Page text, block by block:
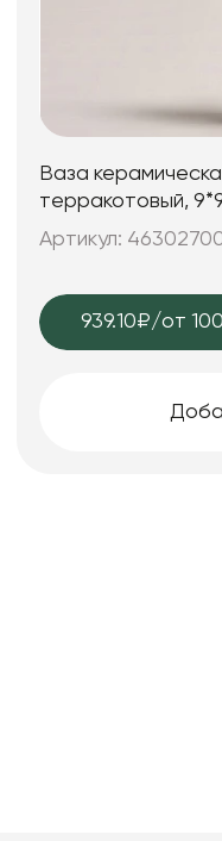
Ваза
терракотовый,
Артикул:
939.10₽/от